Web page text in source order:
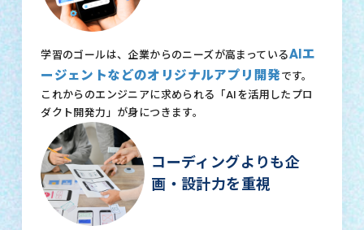
学習のゴールは、企業からのニーズが高まっているAIエ
ージェントなどのオリジナルアプリ開発です。
これからのエンジニアに求められる「AIを活用したプロ
ダクト開発力」が身につきます。
コーディングよりも企
画・設計力を重視